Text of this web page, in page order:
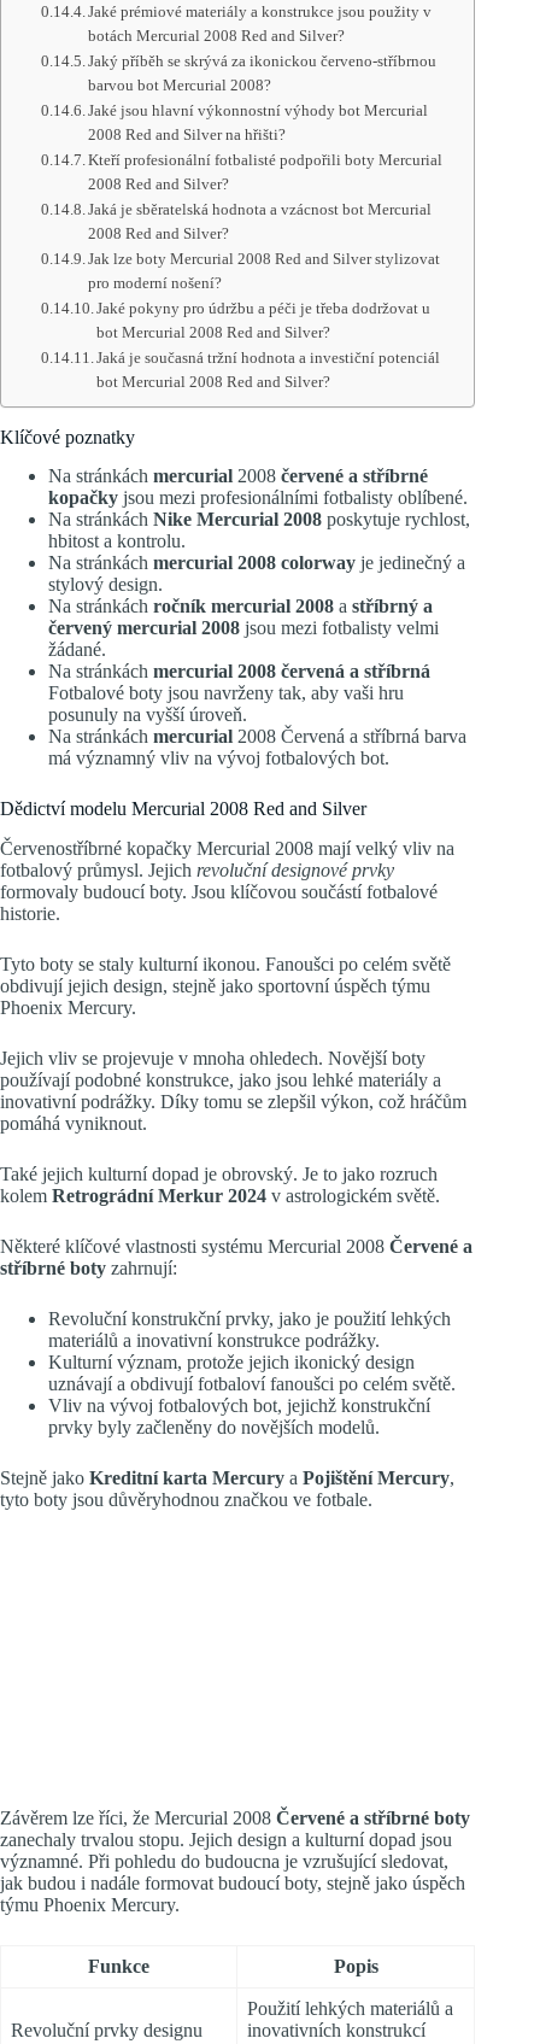
Jaké prémiové materiály a konstrukce jsou použity v
botách Mercurial 2008 Red and Silver?
Jaký příběh se skrývá za ikonickou červeno-stříbrnou
barvou bot Mercurial 2008?
Jaké jsou hlavní výkonnostní výhody bot Mercurial
2008 Red and Silver na hřišti?
Kteří profesionální fotbalisté podpořili boty Mercurial
2008 Red and Silver?
Jaká je sběratelská hodnota a vzácnost bot Mercurial
2008 Red and Silver?
Jak lze boty Mercurial 2008 Red and Silver stylizovat
pro moderní nošení?
Jaké pokyny pro údržbu a péči je třeba dodržovat u
bot Mercurial 2008 Red and Silver?
Jaká je současná tržní hodnota a investiční potenciál
bot Mercurial 2008 Red and Silver?
Klíčové poznatky
Na stránkách mercurial 2008 červené a stříbrné
kopačky jsou mezi profesionálními fotbalisty oblíbené.
Na stránkách Nike Mercurial 2008 poskytuje rychlost,
hbitost a kontrolu.
Na stránkách mercurial 2008 colorway je jedinečný a
stylový design.
Na stránkách ročník mercurial 2008 a stříbrný a
červený mercurial 2008 jsou mezi fotbalisty velmi
žádané.
Na stránkách mercurial 2008 červená a stříbrná
Fotbalové boty jsou navrženy tak, aby vaši hru
posunuly na vyšší úroveň.
Na stránkách mercurial 2008 Červená a stříbrná barva
má významný vliv na vývoj fotbalových bot.
Dědictví modelu Mercurial 2008 Red and Silver
Červenostříbrné kopačky Mercurial 2008 mají velký vliv na
fotbalový průmysl. Jejich revoluční designové prvky
formovaly budoucí boty. Jsou klíčovou součástí fotbalové
historie.
Tyto boty se staly kulturní ikonou. Fanoušci po celém světě
obdivují jejich design, stejně jako sportovní úspěch týmu
Phoenix Mercury.
Jejich vliv se projevuje v mnoha ohledech. Novější boty
používají podobné konstrukce, jako jsou lehké materiály a
inovativní podrážky. Díky tomu se zlepšil výkon, což hráčům
pomáhá vyniknout.
Také jejich kulturní dopad je obrovský. Je to jako rozruch
kolem Retrográdní Merkur 2024 v astrologickém světě.
Některé klíčové vlastnosti systému Mercurial 2008 Červené a
stříbrné boty zahrnují:
Revoluční konstrukční prvky, jako je použití lehkých
materiálů a inovativní konstrukce podrážky.
Kulturní význam, protože jejich ikonický design
uznávají a obdivují fotbaloví fanoušci po celém světě.
Vliv na vývoj fotbalových bot, jejichž konstrukční
prvky byly začleněny do novějších modelů.
Stejně jako Kreditní karta Mercury a Pojištění Mercury,
tyto boty jsou důvěryhodnou značkou ve fotbale.
Závěrem lze říci, že Mercurial 2008 Červené a stříbrné boty
zanechaly trvalou stopu. Jejich design a kulturní dopad jsou
významné. Při pohledu do budoucna je vzrušující sledovat,
jak budou i nadále formovat budoucí boty, stejně jako úspěch
týmu Phoenix Mercury.
Funkce Popis
Revoluční prvky designu
Použití lehkých materiálů a
inovativních konstrukcí